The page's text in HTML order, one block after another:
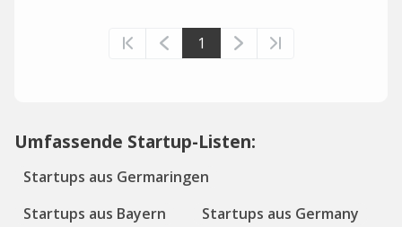
1
Umfassende Startup-Listen:
Startups aus Germaringen
Startups aus Bayern
Startups aus Germany